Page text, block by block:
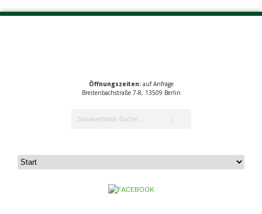
Öffnungszeiten:auf Anfrage
Breitenbachstraße 7-8, 13509 Berlin